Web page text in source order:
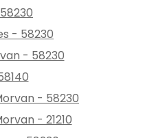
- 58230
- 58230
- 58230
- 21210